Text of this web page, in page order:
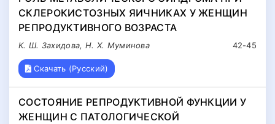
СКЛЕРОКИСТОЗНЫХ ЯИЧНИКАХ У ЖЕНЩИН
РЕПРОДУКТИВНОГО ВОЗРАСТА
42-45
К. Ш. Захидова, Н. Х. Муминова
Скачать (Русский)
СОСТОЯНИЕ РЕПРОДУКТИВНОЙ ФУНКЦИИ У
ЖЕНЩИН С ПАТОЛОГИЧЕСКОЙ